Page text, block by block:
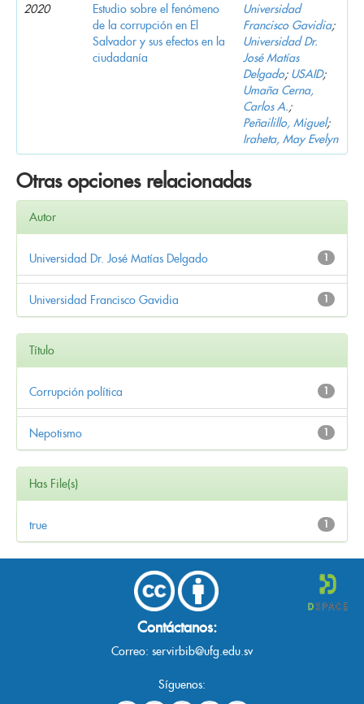
2020
Estudio sobre el fenómeno
de la corrupción en El
Salvador y sus efectos en la
ciudadanía
Universidad
Francisco Gavidia;
Universidad Dr.
José Matías
Delgado; USAID;
Umaña Cerna,
Carlos A.;
Peñailillo, Miguel;
Iraheta, May Evelyn
Otras opciones relacionadas
Autor
1
Universidad Dr. José Matías Delgado
1
Universidad Francisco Gavidia
Título
1
Corrupción política
1
Nepotismo
Has File(s)
1
true
Contáctanos:
Correo: servirbib@ufg.edu.sv
Síguenos: